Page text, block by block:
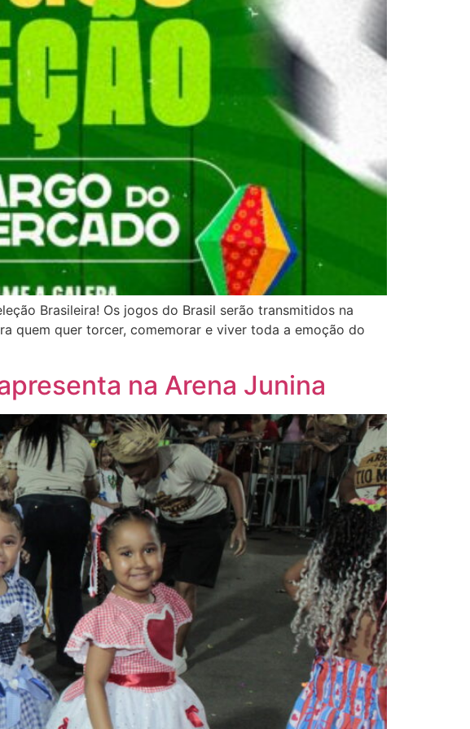
Brasileira! Os jogos do Brasil serão transmitidos na
quem quer torcer, comemorar e viver toda a emoção do
na Arena Junina